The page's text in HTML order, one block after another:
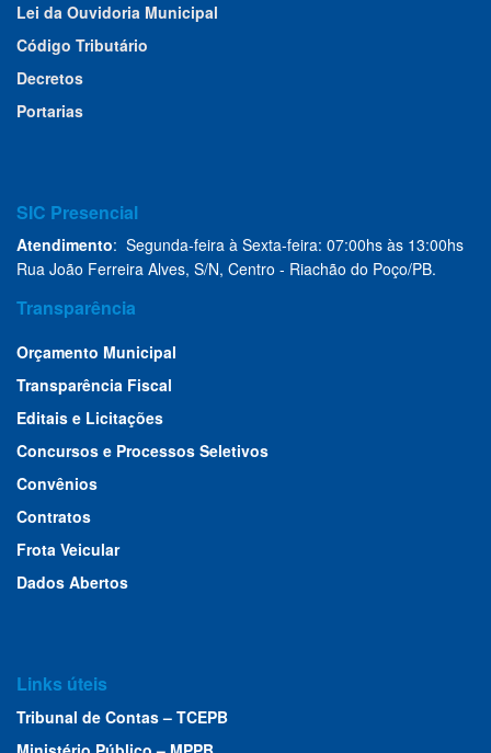
Lei da Ouvidoria Municipal
Código Tributário
Decretos
Portarias
SIC Presencial
Atendimento: Segunda-feira à Sexta-feira: 07:00hs às 13:00hs
Rua João Ferreira Alves, S/N, Centro - Riachão do Poço/PB.
Transparência
Orçamento Municipal
Transparência Fiscal
Editais e Licitações
Concursos e Processos Seletivos
Convênios
Contratos
Frota Veicular
Dados Abertos
Links úteis
Tribunal de Contas – TCEPB